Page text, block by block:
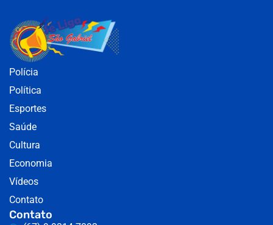
Polícia
Política
Esportes
Saúde
Cultura
Economia
Vídeos
Contato
Contato